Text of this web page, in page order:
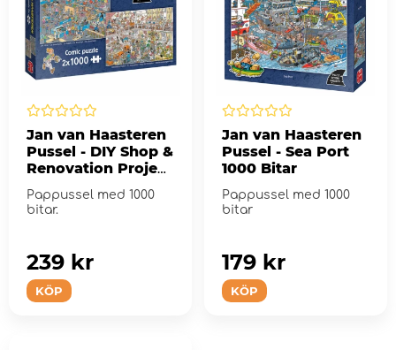
Jan van Haasteren
Pussel - DIY Shop &
Renovation Project
Pappussel med 1000
bitar.
KÖP
239 kr
Jan van Haasteren
Pussel - Sea Port
1000 Bitar
Pappussel med 1000
bitar
KÖP
179 kr